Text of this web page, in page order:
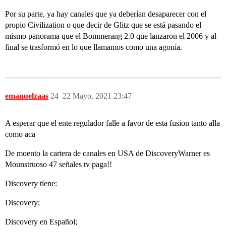
Por su parte, ya hay canales que ya deberían desaparecer con el
propio Civilization o que decir de Glitz que se está pasando el
mismo panorama que el Bommerang 2.0 que lanzaron el 2006 y al
final se trasformó en lo que llamamos como una agonía.
emanuelzaas 22 Mayo, 2021 23:47
24
A esperar que el ente regulador falle a favor de esta fusion tanto alla
como aca
De moento la cartera de canales en USA de DiscoveryWarner es
Mounstruoso 47 señales tv paga!!
Discovery tiene:
Discovery;
Discovery en Español;